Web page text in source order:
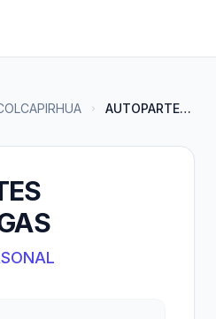
AUTOPARTES VIDALVARGAS